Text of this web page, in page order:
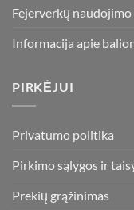
Fejerverkų
Informacija apie
PIRKĖJUI
Privatumo politika
Pirkimo sąlygos ir
Prekių grąžinimas